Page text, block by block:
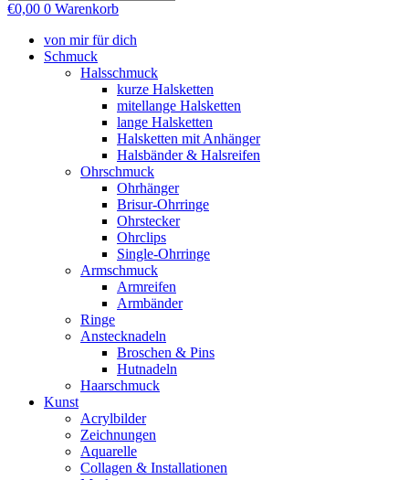
€0,00 0 Warenkorb
von mir für dich
Schmuck
Halsschmuck
kurze Halsketten
mitellange Halsketten
lange Halsketten
Halsketten mit Anhänger
Halsbänder & Halsreifen
Ohrschmuck
Ohrhänger
Brisur-Ohrringe
Ohrstecker
Ohrclips
Single-Ohrringe
Armschmuck
Armreifen
Armbänder
Ringe
Anstecknadeln
Broschen & Pins
Hutnadeln
Haarschmuck
Kunst
Acrylbilder
Zeichnungen
Aquarelle
Collagen & Installationen